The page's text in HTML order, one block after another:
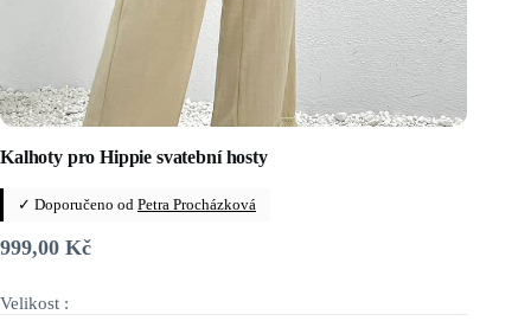
Kalhoty pro Hippie svatební hosty
✓ Doporučeno od Petra Procházková
999,00 Kč
Velikost :